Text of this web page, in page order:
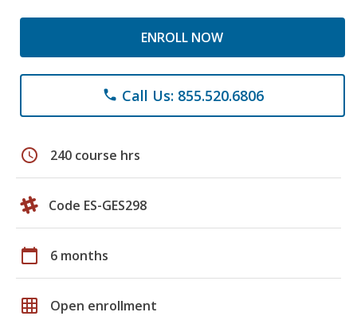
ENROLL NOW
phone Call Us: 855.520.6806
schedule 240 course hrs
Code ES-GES298
calendar_today 6 months
grid_on Open enrollment